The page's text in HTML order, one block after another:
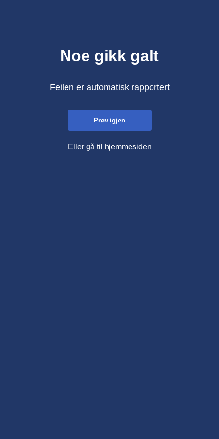
Noe gikk galt
Feilen er automatisk rapportert
Prøv igjen
Eller gå til hjemmesiden